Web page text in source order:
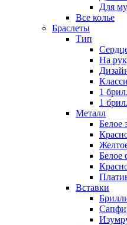
Для
Все колье
Браслеты
Тип
На
1
1
Металл
Белое
Белое
Вставки